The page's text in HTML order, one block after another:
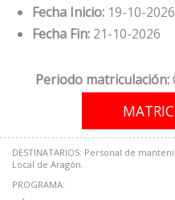
Fecha Inicio: 19-10-2026
Fecha Fin: 21-10-2026
Periodo matriculación:
DESTINATARIOS: Personal de
Local de Aragón.
PROGRAMA: